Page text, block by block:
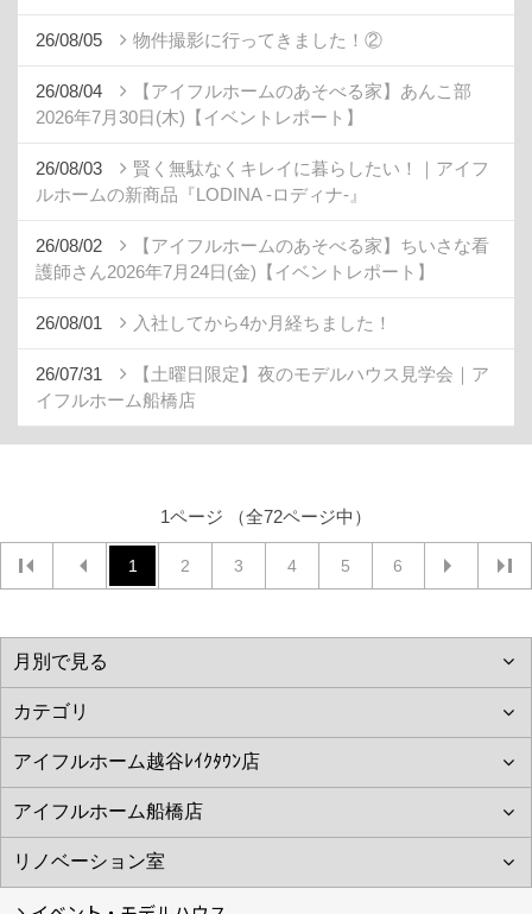
26/08/05 物件撮影に行ってきました！②
26/08/04
【アイフルホームのあそべる家】あんこ部
2026年7月30日(木)【イベントレポート】
26/08/03
賢く無駄なくキレイに暮らしたい！｜アイフ
ルホームの新商品『LODINA -ロディナ-』
26/08/02
【アイフルホームのあそべる家】ちいさな看
護師さん2026年7月24日(金)【イベントレポート】
26/08/01 入社してから4か月経ちました！
26/07/31
【土曜日限定】夜のモデルハウス見学会｜ア
イフルホーム船橋店
1ページ （全72ページ中）
1 2 3 4 5 6